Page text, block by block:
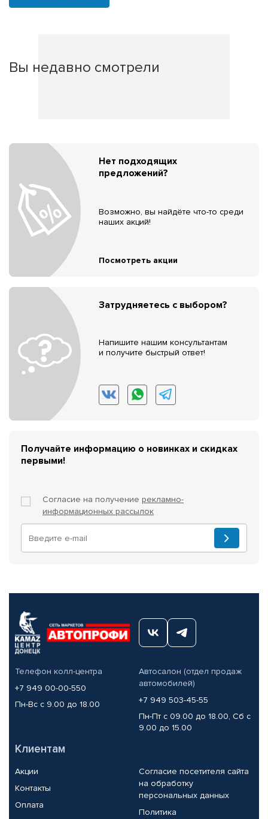
Вы недавно смотрели
Нет подходящих
предложений?
Возможно, вы найдёте что-то среди
наших акций!
Посмотреть акции
Затрудняетесь с выбором?
Напишите нашим консультантам
и получите быстрый ответ!
Получайте информацию о новинках и скидках
первыми!
Согласие на получение рекламно-
информационных рассылок
Телефон колл-центра
+7 949 00-00-550
Пн-Вс с 9.00 до 18.00
Автосалон (отдел продаж
автомобилей)
+7 949 503-45-55
Пн-Пт с 09.00 до 18.00, Сб с
9.00 до 15.00
Клиентам
Акции
Контакты
Оплата
Согласие посетителя сайта
на обработку
персональных данных
Политика